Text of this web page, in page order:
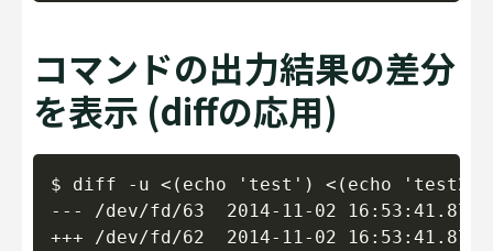
コマンドの出力結果の差分
を表示 (diffの応用)
$ diff -u <(echo 'test') <(echo 'test2')
--- /dev/fd/63  2014-11-02
+++ /dev/fd/62  2014-11-02